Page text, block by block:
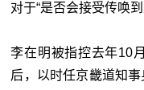
对于“是否会接受传唤
李在明被指控去年10
后，以时任京畿道知